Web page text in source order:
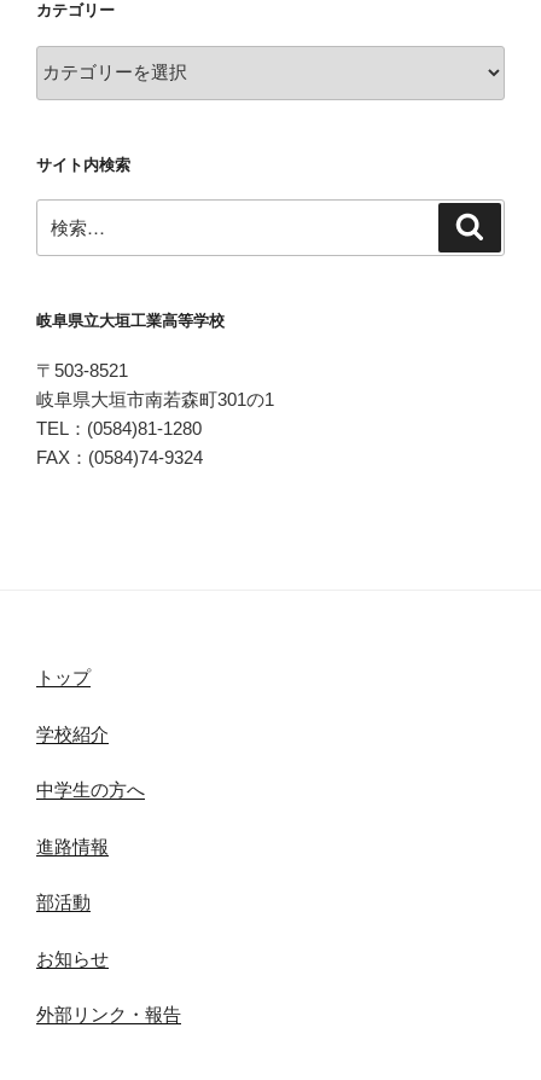
カテゴリー
テ
ー
サイト内検索
索:
岐阜県立大垣工業高等学校
〒503-8521
岐阜県大垣市南若森町301の1
TEL：(0584)81-1280
FAX：(0584)74-9324
トップ
学校紹介
中学生の方へ
進路情報
部活動
お知らせ
外部リンク・報告